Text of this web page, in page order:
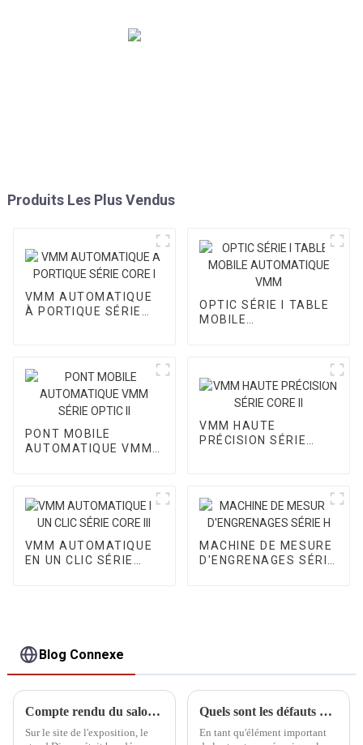
Produits Les Plus Vendus
VMM AUTOMATIQUE
À PORTIQUE SÉRIE
OPTIC SÉRIE I TABLE
MOBILE
PONT MOBILE
AUTOMATIQUE VMM
VMM HAUTE
PRÉCISION SÉRIE
VMM AUTOMATIQUE
EN UN CLIC SÉRIE
MACHINE DE MESURE
D'ENGRENAGES SÉRIE
Blog Connexe
Compte rendu du salon ITES de Shenzhen
Sur le site de l'exposition, le
Quels sont les défauts dans la conception de la structure à poutre triangulaire de la MMT ?
En tant qu'élément important